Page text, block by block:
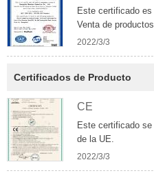
Este certificado
Venta de
2022/3/3
Certificados de Producto
CE
Este certificado
de la UE.
2022/3/3